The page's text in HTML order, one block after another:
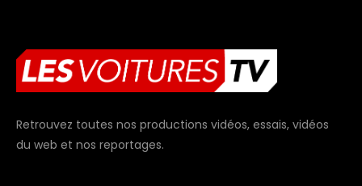
Retrouvez toutes nos productions vidéos, essais, vidéos
du web et nos reportages.